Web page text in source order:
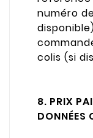
numéro
colis (si
8. PRIX
DONNÉES